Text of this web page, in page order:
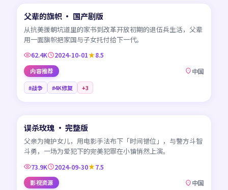
CN
父辈的旗帜 · 国产剧版
从抗美援朝坑道里的家书到改革开放初期的退伍兵生活，父辈
用一面旗帜把家国与子女托付给下一代。
62.4K 2024-10-01 8.5
内容推荐 中国
#战争 #4K修复 +3
CN
误杀玫瑰 · 完整版
父亲为掩护女儿，用电影手法布下「时间错位」，与警方斗智
斗勇，一场为爱犯下的完美犯罪在小镇悄然上演。
73.9K 2024-09-30 7.5
影视资源 中国